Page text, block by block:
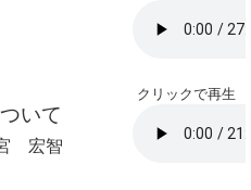
いて
宏智
クリックで再生